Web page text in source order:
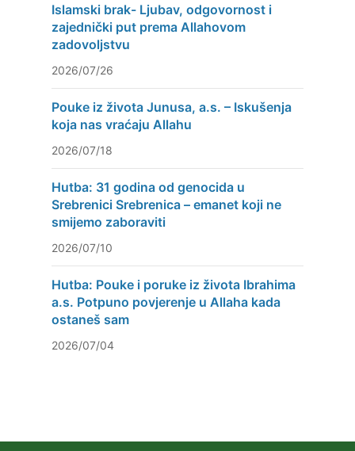
Islamski brak- Ljubav, odgovornost i
zajednički put prema Allahovom
zadovoljstvu
2026/07/26
Pouke iz života Junusa, a.s. – Iskušenja
koja nas vraćaju Allahu
2026/07/18
Hutba: 31 godina od genocida u
Srebrenici Srebrenica – emanet koji ne
smijemo zaboraviti
2026/07/10
Hutba: Pouke i poruke iz života Ibrahima
a.s. Potpuno povjerenje u Allaha kada
ostaneš sam
2026/07/04